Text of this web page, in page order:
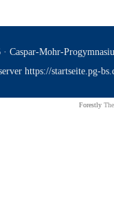
Caspar-Mohr-
https://startseite.pg-
Forestly